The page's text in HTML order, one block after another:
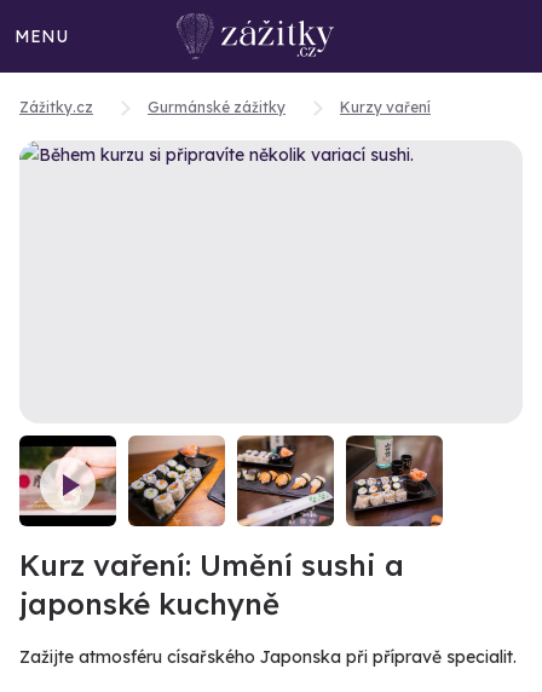
MENU
Zážitky.cz Gurmánské zážitky Kurzy vaření
Kurz vaření: Umění sushi a
japonské kuchyně
Zažijte atmosféru císařského Japonska při přípravě specialit.